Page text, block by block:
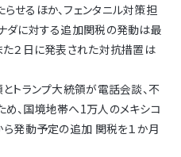
せるほか、フェンタニル対策担
ダに対する追加関税の発動は最
２日に発表された対抗措置は
とトランプ大統領が電話会談、不
、国境地帯へ1万人のメキシコ
ら発動予定の追加 関税を１か月